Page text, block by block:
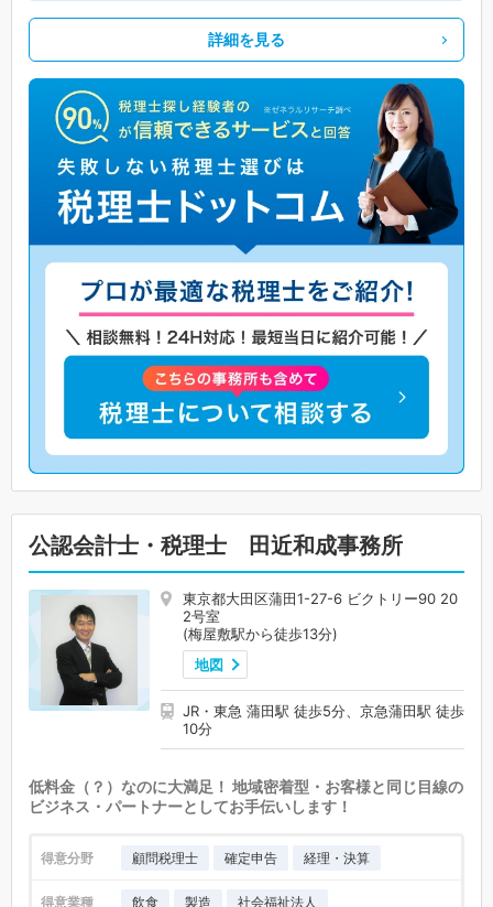
詳細を見る
公認会計士・税理士 田近和成事務所
東京都大田区蒲田1-27-6 ビクトリー90 20
2号室
(梅屋敷駅から徒歩13分)
地図
JR・東急 蒲田駅 徒歩5分、京急蒲田駅 徒歩
10分
低料金（？）なのに大満足！ 地域密着型・お客様と同じ目線の
ビジネス・パートナーとしてお手伝いします！
得意分野 顧問税理士 確定申告 経理・決算
得意業種 飲食 製造 社会福祉法人